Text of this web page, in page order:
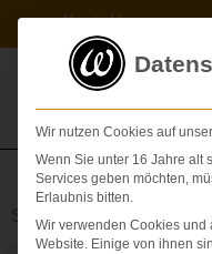
springen
Kontakt
Schlagwort:
Wir nutzen Cookies auf
Wenn Sie unter 16 Jahre alt
Services geben möchten,
Erlaubnis bitten.
Wir verwenden Cookies
Website. Einige von ihnen